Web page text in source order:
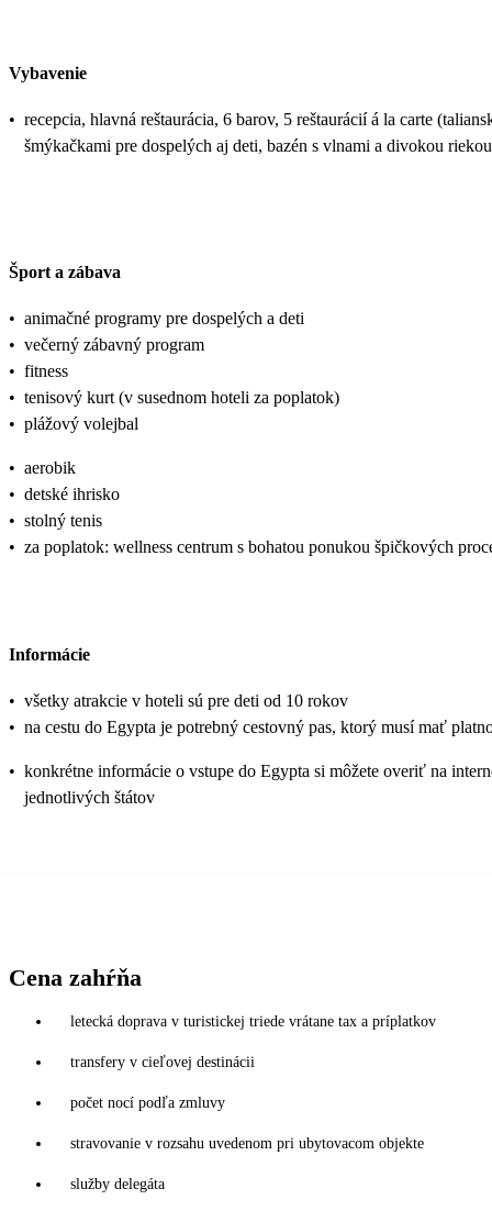
Vybavenie
• recepcia, hlavná reštaurácia, 6 barov, 5 reštaurácií á la carte
šmýkačkami pre dospelých aj deti, bazén s vlnami a divokou
Šport a zábava
• animačné programy pre dospelých a deti
• večerný zábavný program
• fitness
• tenisový kurt (v susednom hoteli za poplatok)
• plážový volejbal
• aerobik
• detské ihrisko
• stolný tenis
• za poplatok: wellness centrum s bohatou ponukou špičkových
Informácie
• všetky atrakcie v hoteli sú pre deti od 10 rokov
• na cestu do Egypta je potrebný cestovný pas, ktorý musí mať
• konkrétne informácie o vstupe do Egypta si môžete overiť na
jednotlivých štátov
Cena zahŕňa
letecká doprava v turistickej triede vrátane tax a príplatkov
transfery v cieľovej destinácii
počet nocí podľa zmluvy
stravovanie v rozsahu uvedenom pri ubytovacom objekte
služby delegáta